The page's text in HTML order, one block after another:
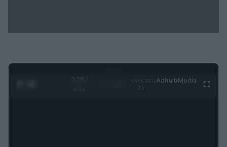
0:28 /
AdhubMedia